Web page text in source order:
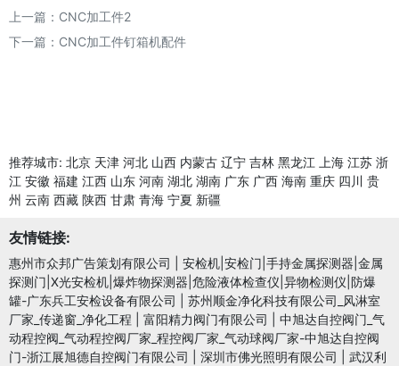
上一篇： CNC加工件2
下一篇： CNC加工件钉箱机配件
推荐城市: 北京 天津 河北 山西 内蒙古 辽宁 吉林 黑龙江 上海 江苏 浙
江 安徽 福建 江西 山东 河南 湖北 湖南 广东 广西 海南 重庆 四川 贵
州 云南 西藏 陕西 甘肃 青海 宁夏 新疆
友情链接:
惠州市众邦广告策划有限公司
安检机|安检门|手持金属探测器|金属
探测门|X光安检机|爆炸物探测器|危险液体检查仪|异物检测仪|防爆
罐-广东兵工安检设备有限公司
苏州顺金净化科技有限公司_风淋室
厂家_传递窗_净化工程
富阳精力阀门有限公司
中旭达自控阀门_气
动程控阀_气动程控阀厂家_程控阀厂家_气动球阀厂家-中旭达自控阀
门-浙江展旭德自控阀门有限公司
深圳市佛光照明有限公司
武汉利